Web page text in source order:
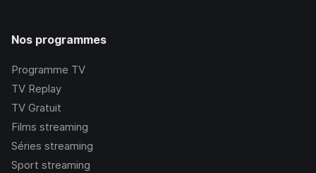
Nos programmes
Programme TV
TV Replay
TV Gratuit
Films streaming
Séries streaming
Sport streaming